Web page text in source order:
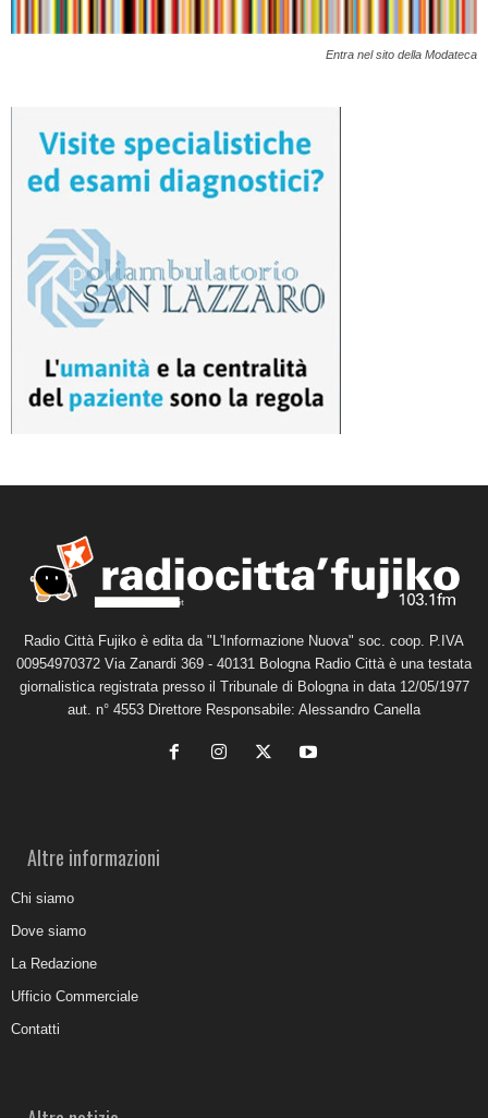
Entra nel sito della Modateca
Radio Città Fujiko è edita da "L'Informazione Nuova" soc. coop. P.IVA
00954970372 Via Zanardi 369 - 40131 Bologna Radio Città è una testata
giornalistica registrata presso il Tribunale di Bologna in data 12/05/1977
aut. n° 4553 Direttore Responsabile: Alessandro Canella
Altre informazioni
Chi siamo
Dove siamo
La Redazione
Ufficio Commerciale
Contatti